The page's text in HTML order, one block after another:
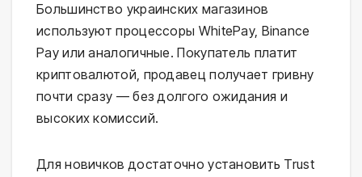
Большинство украинских магазинов
используют процессоры WhitePay, Binance
Pay или аналогичные. Покупатель платит
криптовалютой, продавец получает гривну
почти сразу — без долгого ожидания и
высоких комиссий.
Для новичков достаточно установить Trust